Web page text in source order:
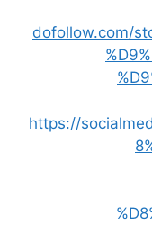
dofollow.com/
https://